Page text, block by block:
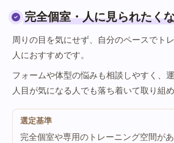
完全個室・人に見られたく
周りの目を気にせず、自分のペースでト
人におすすめです。
フォームや体型の悩みも相談しやすく、
人目が気になる人でも落ち着いて取り組め
選定基準
完全個室や専用のトレーニング空間が